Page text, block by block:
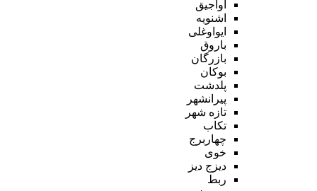
آواجیق
اشنویه
ایواوغلی
باروق
بازرگان
بوکان
پلدشت
پیرانشهر
تازه شهر
تکاب
چهاربرج
خوی
دیزج دیز
ربط